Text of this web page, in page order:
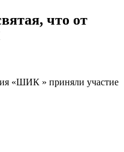
что от
«ШИК » приняли участие